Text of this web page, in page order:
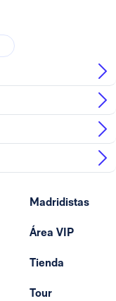
Madridistas
Área VIP
Tienda
Tour